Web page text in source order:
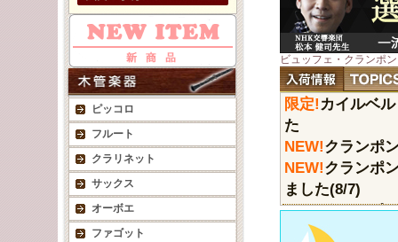
ピッコロ
フルート
クラリネット
サックス
オーボエ
ファゴット
ビュッフェ・クランポ
限定!カイルベ
た
NEW!クランポ
NEW!クランポ
ました(8/7)
NEW!クランポ
NEW!クランポ